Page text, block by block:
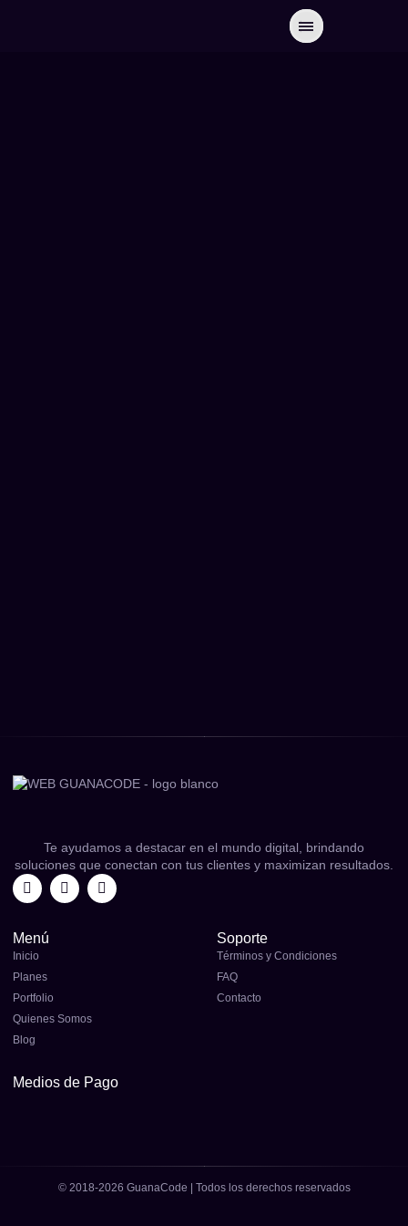
Te ayudamos a destacar en el mundo digital, brindando
soluciones que conectan con tus clientes y maximizan resultados.
Menú
Inicio
Planes
Portfolio
Quienes Somos
Blog
Soporte
Términos y Condiciones
FAQ
Contacto
Medios de Pago
© 2018-2026 GuanaCode | Todos los derechos reservados